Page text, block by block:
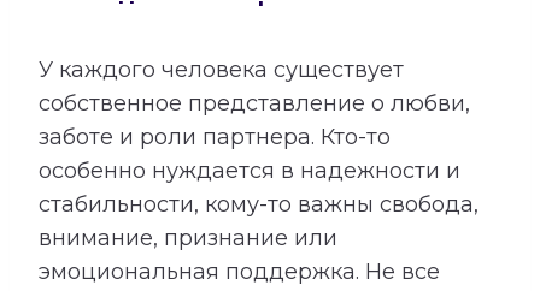
У каждого человека существует
собственное представление о любви,
заботе и роли партнера. Кто-то
особенно нуждается в надежности и
стабильности, кому-то важны свобода,
внимание, признание или
эмоциональная поддержка. Не все